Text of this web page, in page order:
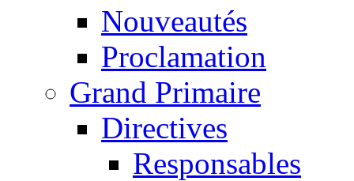
Nouveautés
Proclamation
Grand Primaire
Directives
Responsables